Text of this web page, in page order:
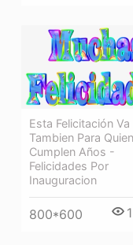
Esta Felicitación Va
Tambien Para
Cumplen Años -
Felicidades Por
Inauguracion
800*600 1